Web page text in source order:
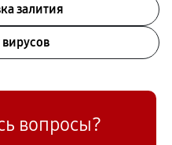
залития
вопросы?